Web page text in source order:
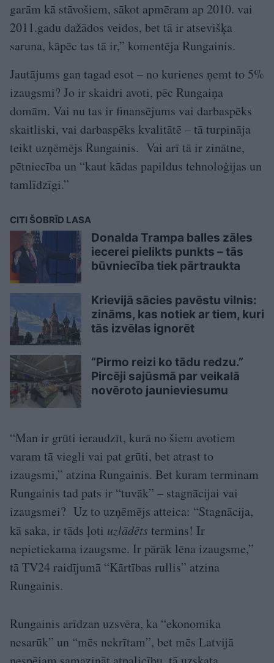
garām kā stāvošiem, sākot apmēram ap 2010. vai
2011.gadu dažādos veidos, bet tā ir atsevišķa
saruna, kāpēc tas tā ir,” komentēja Rungainis.
Jautājums gan tagad esot – no kurienes ņemt to 5%
izaugsmi? Jo ir skaidri avoti, pēc Rungaiņa
domām. Vai nu tas ir finansējums vai darbaspēks
skaitliski, vai darbaspēks kvalitātē – tā turpināja
teikt uzņēmējs Rungainis. Vai arī tā ir zinātne,
pētniecība un “kaut kādas papildus tehnoloģijas un
tamlīdzīgi.”
CITI ŠOBRĪD LASA
Donalda Trampa balles zāles
iecerei pielikts punkts – tās
būvniecība tiek pārtraukta
Krievijā sācies pavēstu vilnis:
zināms, kas notiek ar tiem, kuri
tās izvēlas ignorēt
“Pirmo reizi ko tādu redzu.”
Pircēji sajūsmā par veikalā
novēroto jaunieviesumu
“Man ir grūti ieraudzīt, kurā no šiem avotiem
varam tā viegli vai pat grūti, bet atrast to
izaugsmi,” atzina Rungainis. Bet kuram terminam
Rungainis tad pats ir “tuvāk” – stagnācijai vai
izaugsmei? Uz to uzņēmējs atteica: “Stagnācija,
kā saka, ir tāds ļoti uzlādēts termins! Ir
nepietiekama izaugsme. Ir pārāk lēna izaugsme,”
tā TV24 raidījumā “Kārtības rullis” atzina
Rungainis.
Rungainis arīdzan uzsvēra, ka “ekonomika
nesarūk” un “mēs nekrītam”, bet mēs Latvijā